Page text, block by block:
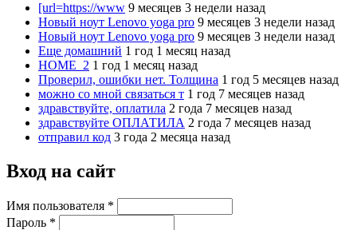
[url=https://www 9 месяцев 3 недели назад
Новый ноут Lenovo yoga pro 9 месяцев 3 недели назад
Новый ноут Lenovo yoga pro 9 месяцев 3 недели назад
Еще домашний 1 год 1 месяц назад
HOME_2 1 год 1 месяц назад
Проверил, ошибки нет. Толщина 1 год 5 месяцев назад
можно со мной связаться т 1 год 7 месяцев назад
здравствуйте, оплатила 2 года 7 месяцев назад
здравствуйте ОПЛАТИЛА 2 года 7 месяцев назад
отправил код 3 года 2 месяца назад
Вход на сайт
Имя пользователя *
Пароль *